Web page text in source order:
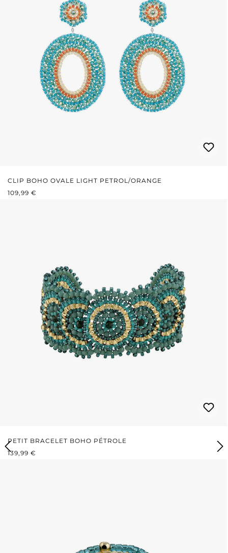
CLIP BOHO OVALE LIGHT PETROL/ORANGE
PRIX RÉGULIER :
109,99 €
PETIT BRACELET BOHO PÉTROLE
PRIX RÉGULIER :
139,99 €